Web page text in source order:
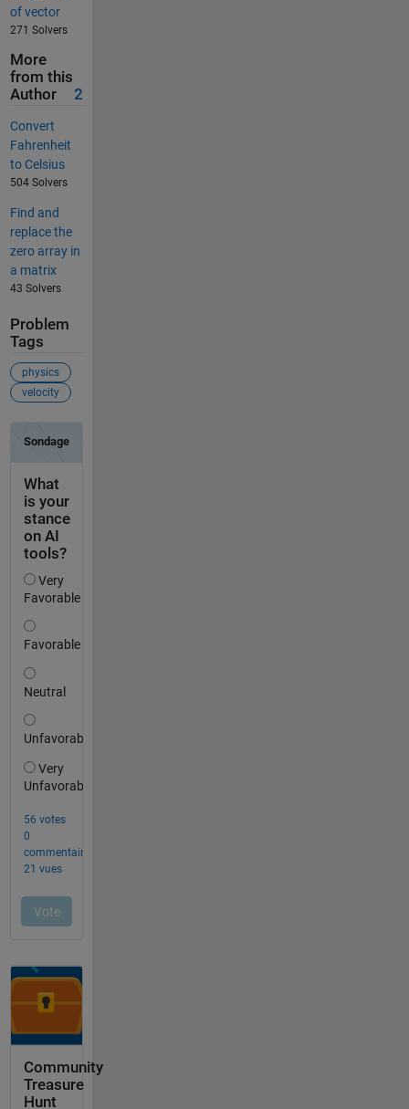
of vector
271 Solvers
More
from this
Author
2
Convert
Fahrenheit
to Celsius
504 Solvers
Find and
replace the
zero array in
a matrix
43 Solvers
Problem
Tags
physics
velocity
Community
Treasure
Hunt